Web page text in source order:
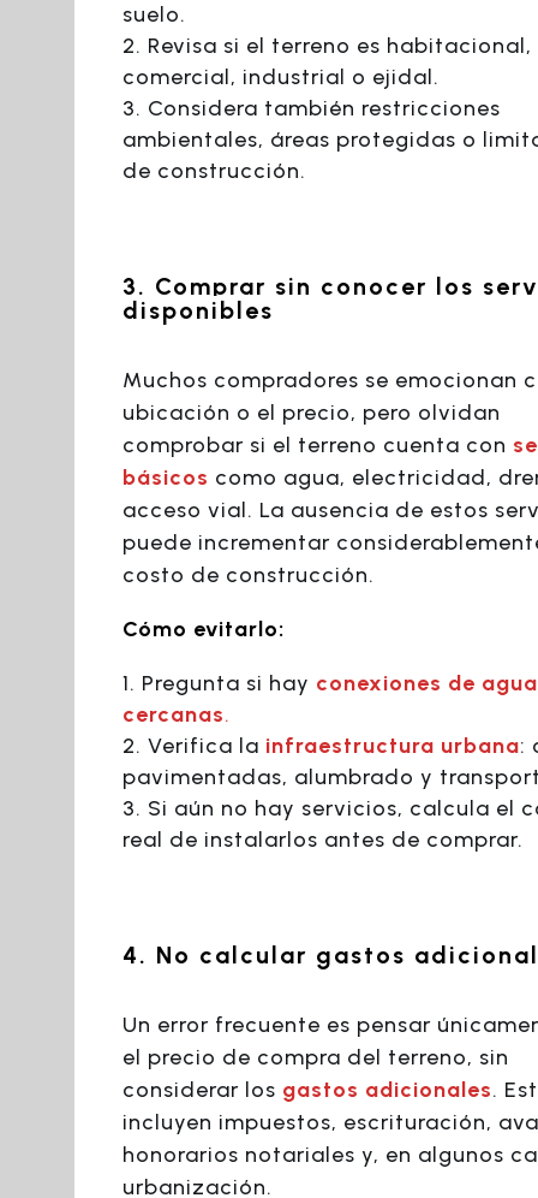
suelo.
Revisa si el terreno es habitacional,
comercial, industrial o ejidal.
Considera también restricciones
ambientales, áreas protegidas o
de construcción.
3. Comprar sin conocer los
disponibles
Muchos compradores se emocionan
ubicación o el precio, pero olvidan
comprobar si el terreno cuenta con
básicos como agua, electricidad,
acceso vial. La ausencia de estos
puede incrementar
costo de construcción.
Cómo evitarlo:
Pregunta si hay conexiones de
cercanas.
Verifica la infraestructura urbana:
pavimentadas, alumbrado y
Si aún no hay servicios, calcula el
real de instalarlos antes de comprar.
4. No calcular gastos
Un error frecuente es pensar
el precio de compra del terreno, sin
considerar los gastos adicionales.
incluyen impuestos, escrituración,
honorarios notariales y, en algunos
urbanización.